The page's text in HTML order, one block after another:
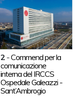
2 -Commend per la
comunicazione
interna del IRCCS
Ospedale Galeazzi -
Sant’Ambrogio